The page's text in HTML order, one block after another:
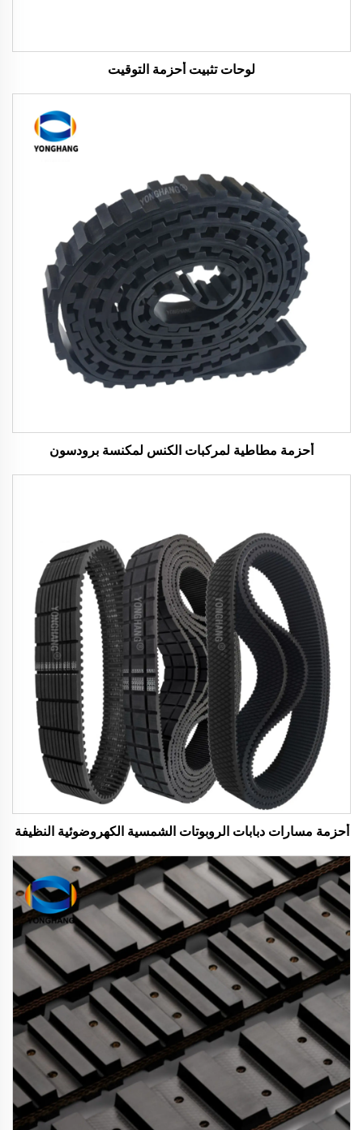
لوحات تثبيت أحزمة التوقيت
أحزمة مطاطية لمركبات الكنس لمكنسة برودسون
أحزمة مسارات دبابات الروبوتات الشمسية الكهروضوئية النظيفة